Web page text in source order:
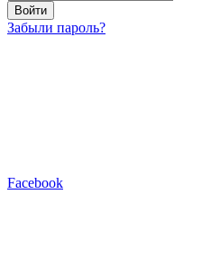
Войти
Забыли пароль?
Facebook